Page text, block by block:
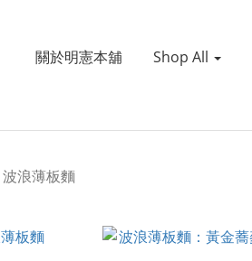
關於明憲本舖 Shop All
波浪薄板麵